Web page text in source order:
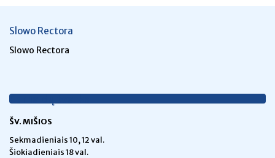
Slowo Rectora
Slowo Rectora
Pamaldų tvarka
ŠV. MIŠIOS
Sekmadieniais 10, 12 val.
Šiokiadieniais 18 val.